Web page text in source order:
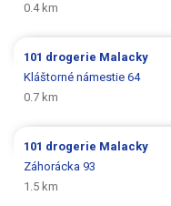
0.4 km
101 drogerie Malacky
Kláštorné námestie 64
0.7 km
101 drogerie Malacky
Záhorácka 93
1.5 km